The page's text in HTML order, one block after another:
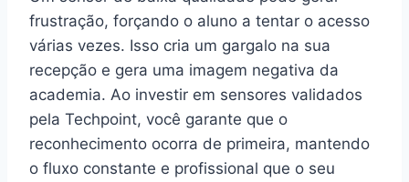
frustração, forçando o aluno a tentar o acesso
várias vezes. Isso cria um gargalo na sua
recepção e gera uma imagem negativa da
academia. Ao investir em sensores validados
pela Techpoint, você garante que o
reconhecimento ocorra de primeira, mantendo
o fluxo constante e profissional que o seu